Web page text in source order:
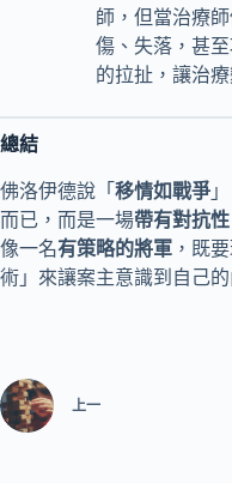
師，但當治療
傷、失落，甚
的拉扯，讓治
總結
佛洛伊德說「 移情如戰爭
而已，而是一場帶有對抗
像一名有策略的將軍 ，既
術」來讓案主意識到自己
上一